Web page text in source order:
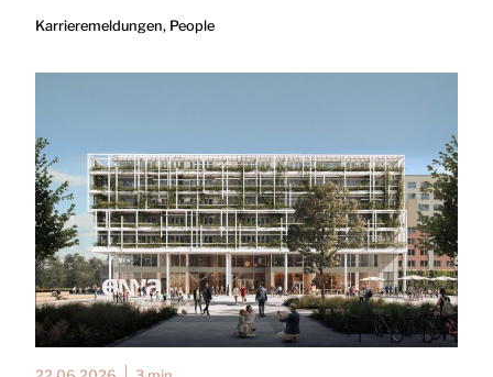
Karrieremeldungen, People